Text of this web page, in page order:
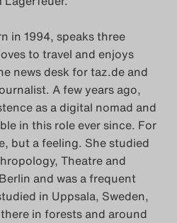
in 1994, speaks three
to travel and enjoys
news desk for taz.de and
A few years ago,
as a digital nomad and
in this role ever since. For
but a feeling. She studied
Theatre and
and was a frequent
in Uppsala, Sweden,
in forests and around